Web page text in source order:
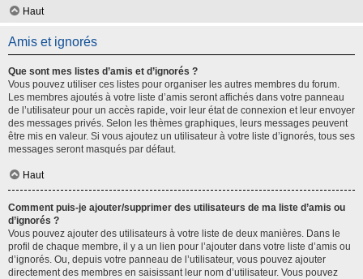
Haut
Amis et ignorés
Que sont mes listes d’amis et d’ignorés ?
Vous pouvez utiliser ces listes pour organiser les autres membres du forum.
Les membres ajoutés à votre liste d’amis seront affichés dans votre panneau
de l’utilisateur pour un accès rapide, voir leur état de connexion et leur envoyer
des messages privés. Selon les thèmes graphiques, leurs messages peuvent
être mis en valeur. Si vous ajoutez un utilisateur à votre liste d’ignorés, tous ses
messages seront masqués par défaut.
Haut
Comment puis-je ajouter/supprimer des utilisateurs de ma liste d’amis ou
d’ignorés ?
Vous pouvez ajouter des utilisateurs à votre liste de deux manières. Dans le
profil de chaque membre, il y a un lien pour l’ajouter dans votre liste d’amis ou
d’ignorés. Ou, depuis votre panneau de l’utilisateur, vous pouvez ajouter
directement des membres en saisissant leur nom d’utilisateur. Vous pouvez